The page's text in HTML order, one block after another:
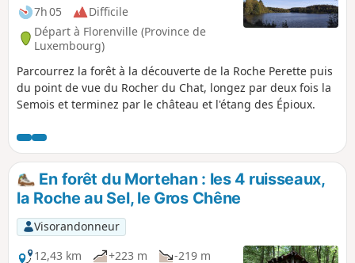
7h 05
Difficile
Départ à Florenville (Province de
Luxembourg)
Parcourrez la forêt à la découverte de la Roche Perette puis
du point de vue du Rocher du Chat, longez par deux fois la
Semois et terminez par le château et l'étang des Épioux.
En forêt du Mortehan : les 4 ruisseaux,
la Roche au Sel, le Gros Chêne
Visorandonneur
12,43 km
+223 m -219 m